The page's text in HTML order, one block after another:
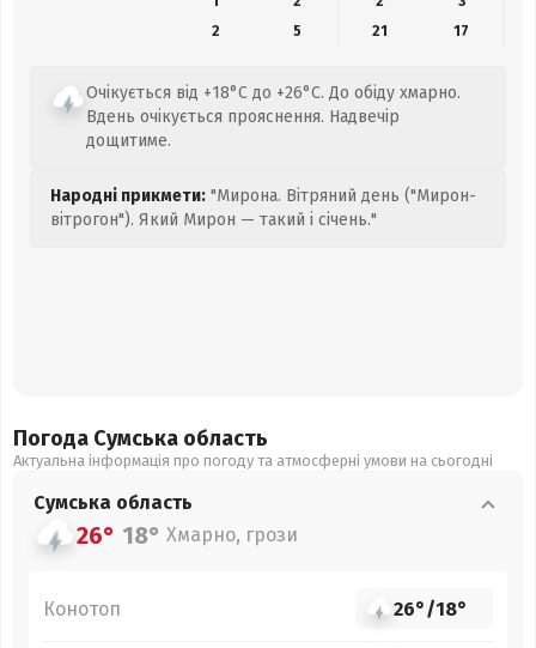
2
5 21 17
Очікується від +18°C до +26°C. До обіду хмарно.
Вдень очікується прояснення. Надвечір
дощитиме.
Народні прикмети: "Мирона. Вітряний день ("Мирон-
вітрогон"). Який Мирон — такий і січень."
Погода Сумська область
Актуальна інформація про погоду та атмосферні умови на сьогодні
Сумська область
26° 18° Хмарно, грози
Конотоп 26°/18°